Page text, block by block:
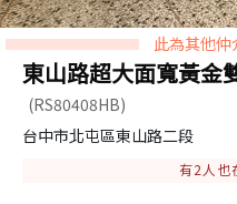
此為其他
東山路超大面寬黃金
(RS80408HB)
台中市北屯區東山路二段
有2 人也